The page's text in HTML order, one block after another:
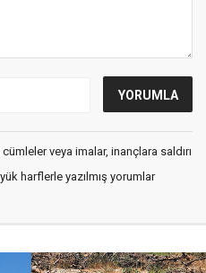
veya imalar, inançlara saldırı
harflerle yazılmış yorumlar